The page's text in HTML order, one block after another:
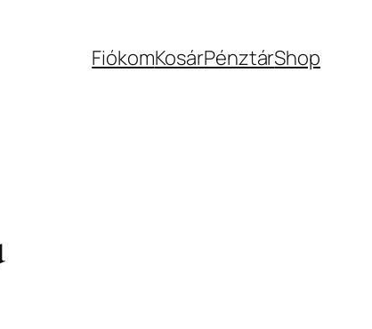
FiókomKosárPénztárShop